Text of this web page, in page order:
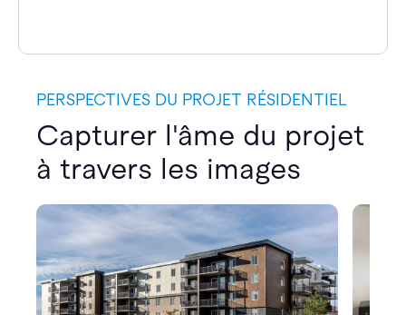
PERSPECTIVES DU PROJET RÉSIDENTIEL
Capturer l'âme du projet
à travers les images